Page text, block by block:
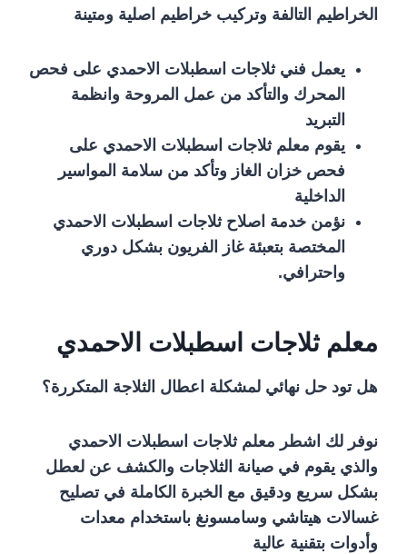
الخراطيم التالفة وتركيب خراطيم اصلية ومتينة
يعمل فني ثلاجات اسطبلات الاحمدي على فحص
المحرك والتأكد من عمل المروحة وانظمة
التبريد
يقوم معلم ثلاجات اسطبلات الاحمدي على
فحص خزان الغاز وتأكد من سلامة المواسير
الداخلية
نؤمن خدمة اصلاح ثلاجات اسطبلات الاحمدي
المختصة بتعبئة غاز الفريون بشكل دوري
واحترافي.
معلم ثلاجات اسطبلات الاحمدي
هل تود حل نهائي لمشكلة اعطال الثلاجة المتكررة؟
نوفر لك اشطر معلم ثلاجات اسطبلات الاحمدي
والذي يقوم في صيانة الثلاجات والكشف عن لعطل
بشكل سريع ودقيق مع الخبرة الكاملة في تصليح
غسالات هيتاشي وسامسونغ باستخدام معدات
وأدوات بتقنية عالية